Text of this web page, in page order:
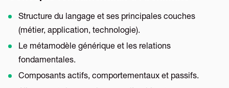
Structure du langage et ses principales couches
(métier, application, technologie).
Le métamodèle générique et les relations
fondamentales.
Composants actifs, comportementaux et passifs.